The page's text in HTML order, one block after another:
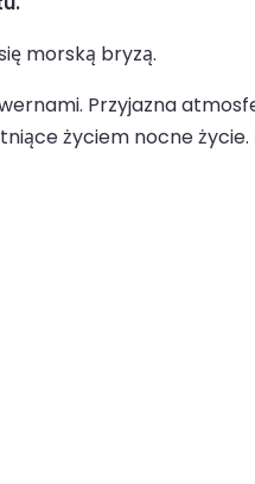
morską bryzą.
Przyjazna
życiem nocne życie.